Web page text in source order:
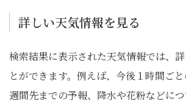
詳しい天気情報を見る
検索結果に表示された天気情報では、
とができます。例えば、今後１時間ご
週間先までの予報、降水や花粉などに